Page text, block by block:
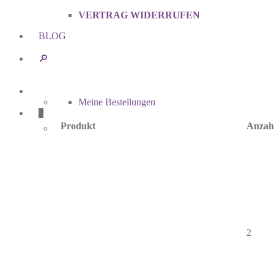
VERTRAG WIDERRUFEN
BLOG
🔎︎
Meine Bestellungen
2
Produkt
2